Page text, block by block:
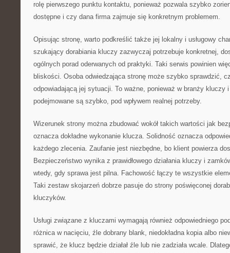
rolę pierwszego punktu kontaktu, ponieważ pozwala szybko
dostępne i czy dana firma zajmuje się konkretnym problemem.
Opisując stronę, warto podkreślić także jej lokalny i usługowy
szukający dorabiania kluczy zazwyczaj potrzebuje konkretnej,
ogólnych porad oderwanych od praktyki. Taki serwis powinien
bliskości. Osoba odwiedzająca stronę może szybko sprawdzić,
odpowiadającą jej sytuacji. To ważne, ponieważ w branży kluczy
podejmowane są szybko, pod wpływem realnej potrzeby.
Wizerunek strony można zbudować wokół takich wartości jak
oznacza dokładne wykonanie klucza. Solidność oznacza
każdego zlecenia. Zaufanie jest niezbędne, bo klient powierza
Bezpieczeństwo wynika z prawidłowego działania kluczy i
wtedy, gdy sprawa jest pilna. Fachowość łączy te wszystkie
Taki zestaw skojarzeń dobrze pasuje do strony poświęconej
kluczyków.
Usługi związane z kluczami wymagają również odpowiedniego
różnica w nacięciu, źle dobrany blank, niedokładna kopia albo
sprawić, że klucz będzie działał źle lub nie zadziała wcale.